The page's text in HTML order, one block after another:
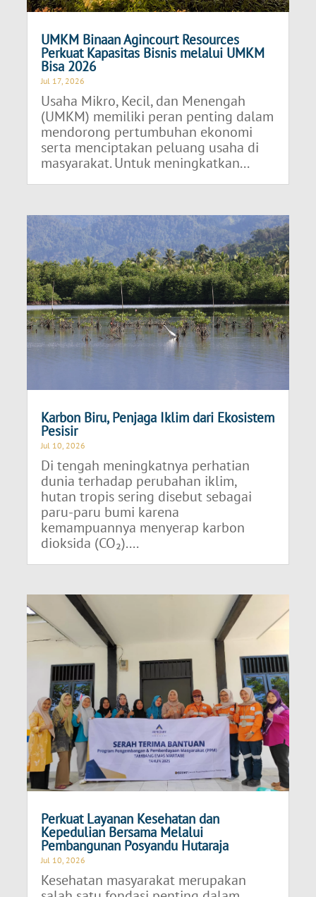
UMKM Binaan Agincourt Resources
Perkuat Kapasitas Bisnis melalui UMKM
Bisa 2026
Jul 17, 2026
Usaha Mikro, Kecil, dan Menengah
(UMKM) memiliki peran penting dalam
mendorong pertumbuhan ekonomi
serta menciptakan peluang usaha di
masyarakat. Untuk meningkatkan...
Karbon Biru, Penjaga Iklim dari Ekosistem
Pesisir
Jul 10, 2026
Di tengah meningkatnya perhatian
dunia terhadap perubahan iklim,
hutan tropis sering disebut sebagai
paru-paru bumi karena
kemampuannya menyerap karbon
dioksida (CO₂)....
Perkuat Layanan Kesehatan dan
Kepedulian Bersama Melalui
Pembangunan Posyandu Hutaraja
Jul 10, 2026
Kesehatan masyarakat merupakan